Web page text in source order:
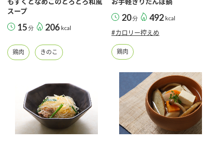
スープ
15分 206 kcal
鶏肉 きのこ
20分 492 kcal
#カロリー控えめ
鶏肉